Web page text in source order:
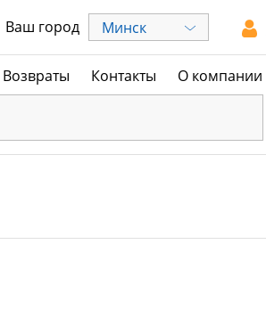
Ваш город Минск
Возвраты Контакты О компании